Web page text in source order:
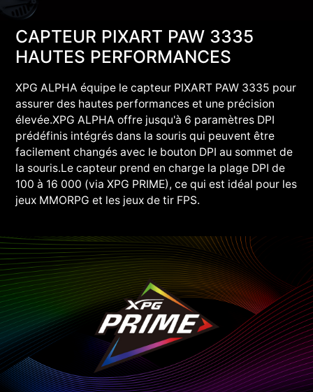
CAPTEUR PIXART PAW 3335
HAUTES PERFORMANCES
XPG ALPHA équipe le capteur PIXART PAW 3335 pour
assurer des hautes performances et une précision
élevée.XPG ALPHA offre jusqu'à 6 paramètres DPI
prédéfinis intégrés dans la souris qui peuvent être
facilement changés avec le bouton DPI au sommet de
la souris.Le capteur prend en charge la plage DPI de
100 à 16 000 (via XPG PRIME), ce qui est idéal pour les
jeux MMORPG et les jeux de tir FPS.